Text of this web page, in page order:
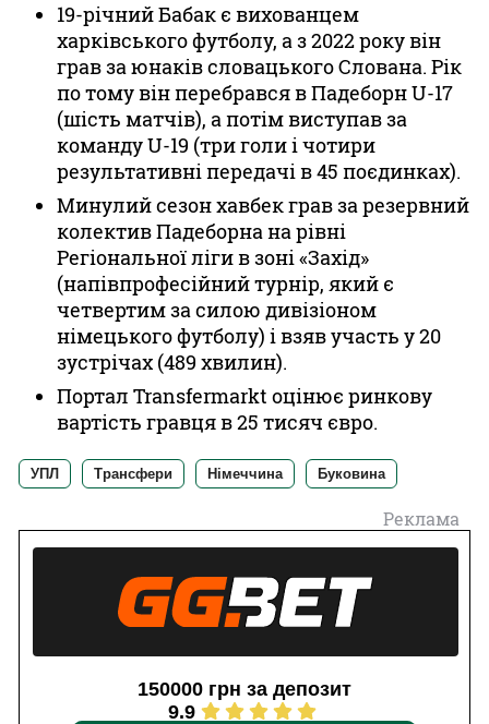
19-річний Бабак є вихованцем
харківського футболу, а з 2022 року він
грав за юнаків словацького Слована. Рік
по тому він перебрався в Падеборн U-17
(шість матчів), а потім виступав за
команду U-19 (три голи і чотири
результативні передачі в 45 поєдинках).
Минулий сезон хавбек грав за резервний
колектив Падеборна на рівні
Регіональної ліги в зоні «Захід»
(напівпрофесійний турнір, який є
четвертим за силою дивізіоном
німецького футболу) і взяв участь у 20
зустрічах (489 хвилин).
Портал Transfermarkt оцінює ринкову
вартість гравця в 25 тисяч євро.
УПЛ Трансфери Німеччина Буковина
Реклама
150000 грн за депозит
9.9